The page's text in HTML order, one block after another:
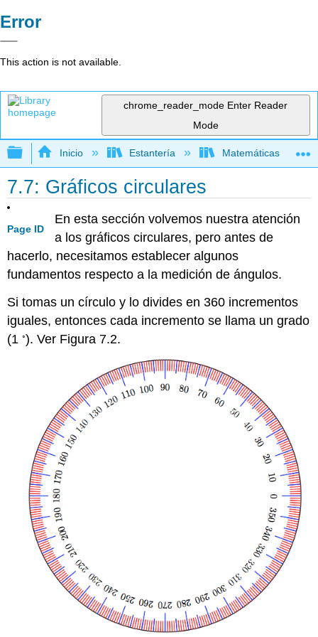
Error
This action is not available.
chrome_reader_mode Enter Reader
Mode
Expandir/contraer jerarquía global
Inicio Estantería Matemáticas
7.7: Gráficos circulares
Page ID
En esta sección volvemos nuestra atención
a los gráficos circulares, pero antes de
hacerlo, necesitamos establecer algunos
fundamentos respecto a la medición de ángulos.
Si tomas un círculo y lo divides en 360 incrementos
iguales, entonces cada incremento se llama un grado
(1◦). Ver Figura 7.2.